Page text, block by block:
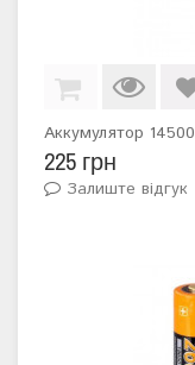
Аккумулятор
225 грн
Залиште відгук